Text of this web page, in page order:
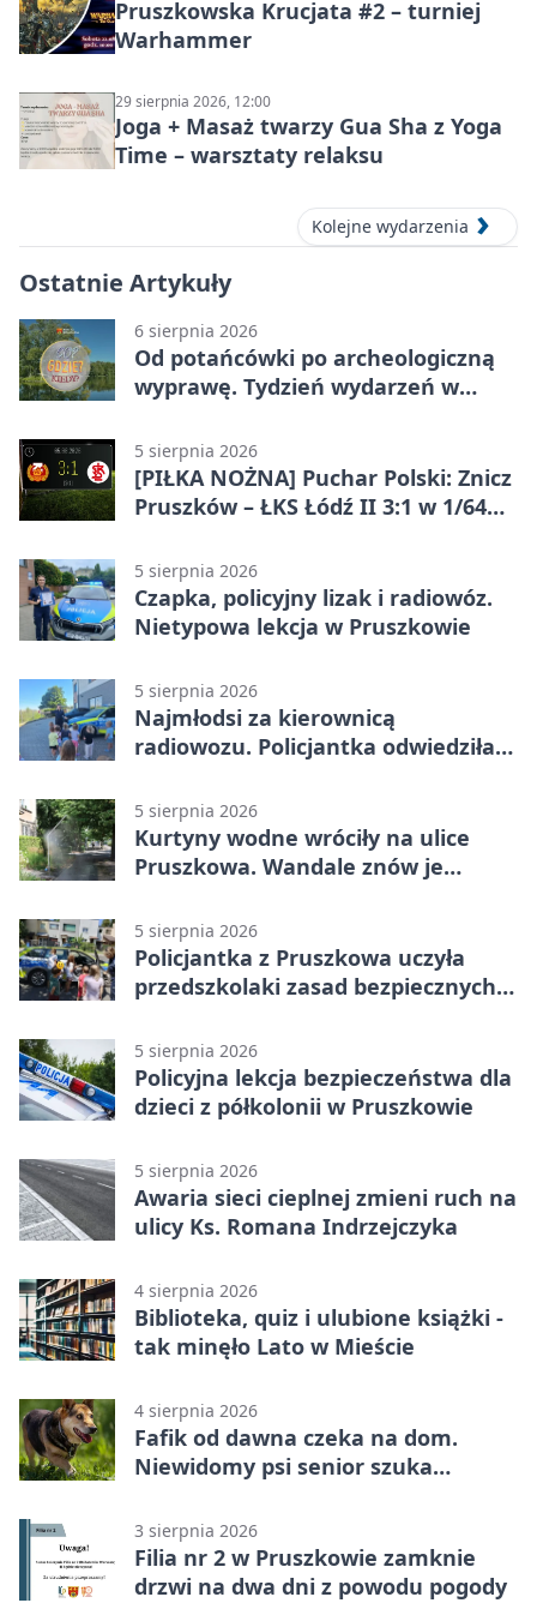
Pruszkowska Krucjata #2 – turniej
Warhammer
29 sierpnia 2026, 12:00
Joga + Masaż twarzy Gua Sha z Yoga
Time – warsztaty relaksu
Kolejne wydarzenia
Ostatnie Artykuły
6 sierpnia 2026
Od potańcówki po archeologiczną
wyprawę. Tydzień wydarzeń w
5 sierpnia 2026
[PIŁKA NOŻNA] Puchar Polski: Znicz
Pruszków – ŁKS Łódź II 3:1 w 1/64
5 sierpnia 2026
Czapka, policyjny lizak i radiowóz.
Nietypowa lekcja w Pruszkowie
5 sierpnia 2026
Najmłodsi za kierownicą
radiowozu. Policjantka odwiedziła
5 sierpnia 2026
Kurtyny wodne wróciły na ulice
Pruszkowa. Wandale znów je
5 sierpnia 2026
Policjantka z Pruszkowa uczyła
przedszkolaki zasad bezpiecznych
5 sierpnia 2026
Policyjna lekcja bezpieczeństwa dla
dzieci z półkolonii w Pruszkowie
5 sierpnia 2026
Awaria sieci cieplnej zmieni ruch na
ulicy Ks. Romana Indrzejczyka
4 sierpnia 2026
Biblioteka, quiz i ulubione książki -
tak minęło Lato w Mieście
4 sierpnia 2026
Fafik od dawna czeka na dom.
Niewidomy psi senior szuka
3 sierpnia 2026
Filia nr 2 w Pruszkowie zamknie
drzwi na dwa dni z powodu pogody